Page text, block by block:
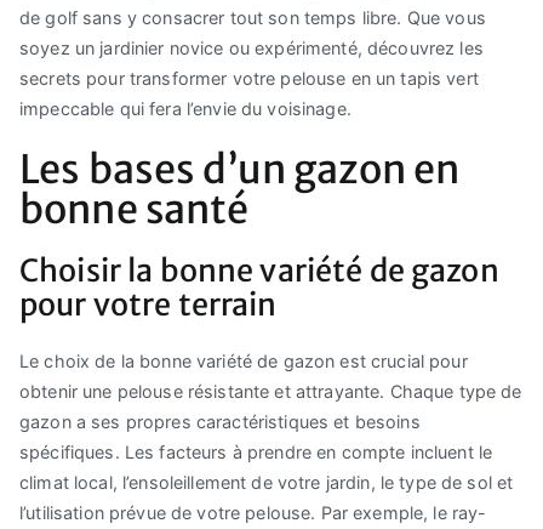
de golf sans y consacrer tout son temps libre. Que vous
soyez un jardinier novice ou expérimenté, découvrez les
secrets pour transformer votre pelouse en un tapis vert
impeccable qui fera l’envie du voisinage.
Les bases d’un gazon en
bonne santé
Choisir la bonne variété de gazon
pour votre terrain
Le choix de la bonne variété de gazon est crucial pour
obtenir une pelouse résistante et attrayante. Chaque type de
gazon a ses propres caractéristiques et besoins
spécifiques. Les facteurs à prendre en compte incluent le
climat local, l’ensoleillement de votre jardin, le type de sol et
l’utilisation prévue de votre pelouse. Par exemple, le ray-